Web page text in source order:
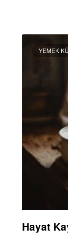
YEMEK
Hayat